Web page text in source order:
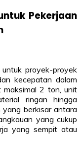
Pekerjaan
proyek-proyek
kecepatan dalam
maksimal 2 ton, unit
ringan hingga
berkisar antara
yang cukup
yang sempit atau